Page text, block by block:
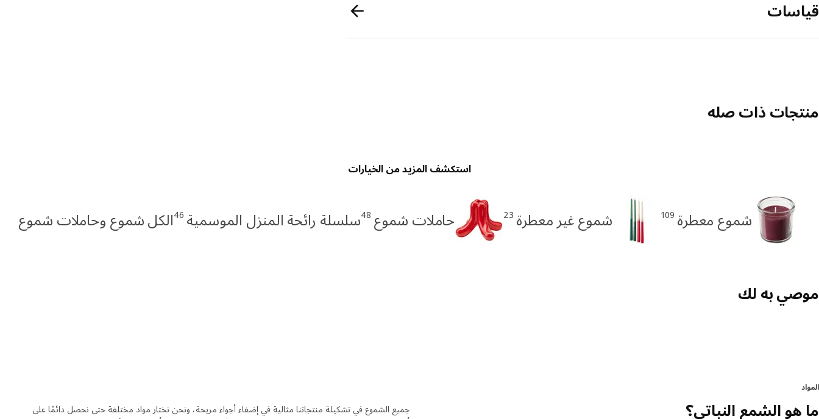
قياسات
منتجات ذات صله
استكشف المزيد من الخيارات
شموع معطرة 109 شموع غير معطرة 23 حاملات شموع 48سلسلة رائحة المنزل الموسمية 46الكل شموع وحاملات شموع
موصي به لك
المواد
ما هو الشمع النباتي؟
جميع الشموع في تشكيلة منتجاتنا مثالية في إضفاء أجواء مريحة، ونحن نختار مواد مختلفة حتى نحصل دائمًا على